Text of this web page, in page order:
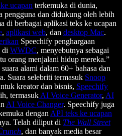
ucapan terkemuka di dunia,
pengguna dan didukung oleh lebih
di berbagai aplikasi teks ke ucapan
, aplikasi web, dan desktop Mac.
Speechify penghargaan
di WWDC, menyebutnya sebagai
orang menjalani hidup mereka.”
alami dalam 60+ bahasa dan
Suara selebriti termasuk Snoop
kreator dan bisnis, Speechify
termasuk AI Voice Generator, AI
AI Voice Changer. Speechify juga
dengan API teks ke ucapan
Telah diliput di The Wall Street
, dan banyak media besar